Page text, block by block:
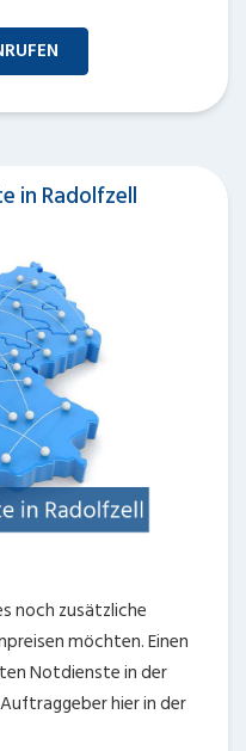
in Radolfzell
noch zusätzliche
möchten. Einen
Notdienste in der
hier in der